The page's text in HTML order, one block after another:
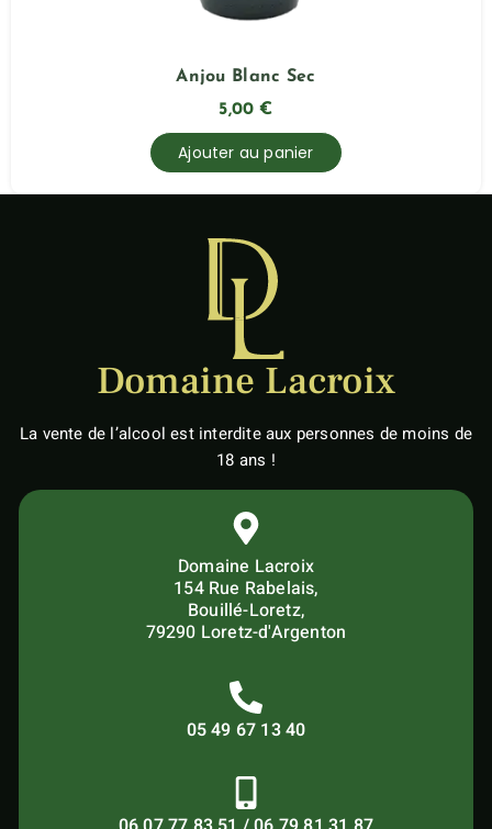
Anjou Blanc Sec
5,00€
Ajouter au panier
Domaine Lacroix
La vente de l’alcool est interdite aux personnes de moins de
18 ans !
Domaine Lacroix
154 Rue Rabelais,
Bouillé-Loretz,
79290 Loretz-d'Argenton
05 49 67 13 40